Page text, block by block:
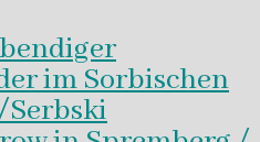
im Sorbischen